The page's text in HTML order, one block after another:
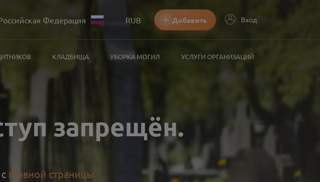
Федерация RUB Добавить Вход
КЛАДБИЩА УБОРКА МОГИЛ УСЛУГИ ОРГАНИЗАЦИЙ
запрещён.
главной страницы